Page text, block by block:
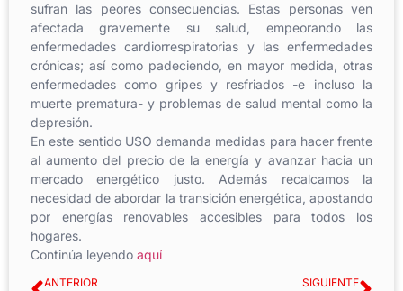
sufran las peores consecuencias. Estas personas ven
afectada gravemente su salud, empeorando las
enfermedades cardiorrespiratorias y las enfermedades
crónicas; así como padeciendo, en mayor medida, otras
enfermedades como gripes y resfriados -e incluso la
muerte prematura- y problemas de salud mental como la
depresión.
En este sentido USO demanda medidas para hacer frente
al aumento del precio de la energía y avanzar hacia un
mercado energético justo. Además recalcamos la
necesidad de abordar la transición energética, apostando
por energías renovables accesibles para todos los
hogares.
Continúa leyendo aquí
ANTERIOR SIGUIENTE